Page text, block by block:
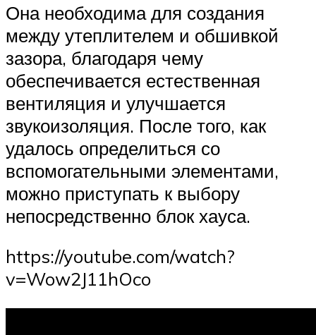
Она необходима для создания
между утеплителем и обшивкой
зазора, благодаря чему
обеспечивается естественная
вентиляция и улучшается
звукоизоляция. После того, как
удалось определиться со
вспомогательными элементами,
можно приступать к выбору
непосредственно блок хауса.
https://youtube.com/watch?
v=Wow2J11hOco